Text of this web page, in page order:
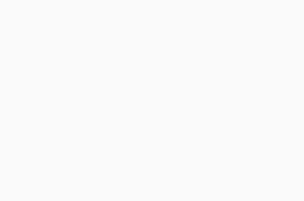
13:30